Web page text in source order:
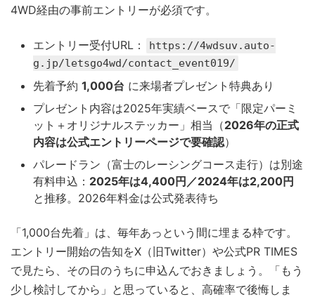
4WD経由の事前エントリーが必須です。
エントリー受付URL：
https://4wdsuv.auto-
g.jp/letsgo4wd/contact_event019/
先着予約 1,000台 に来場者プレゼント特典あり
プレゼント内容は2025年実績ベースで「限定パーミ
ット＋オリジナルステッカー」相当（2026年の正式
内容は公式エントリーページで要確認）
パレードラン（富士のレーシングコース走行）は別途
有料申込： 2025年は4,400円／2024年は2,200円
と推移。2026年料金は公式発表待ち
「1,000台先着」は、毎年あっという間に埋まる枠です。
エントリー開始の告知をX（旧Twitter）や公式PR TIMES
で見たら、その日のうちに申込んでおきましょう。「もう
少し検討してから」と思っていると、高確率で後悔しま